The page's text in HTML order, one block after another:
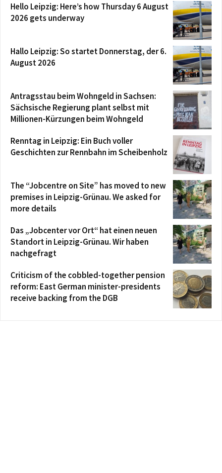
Hello Leipzig: Here’s how Thursday 6 August
2026 gets underway
Hallo Leipzig: So startet Donnerstag, der 6.
August 2026
Antragsstau beim Wohngeld in Sachsen:
Sächsische Regierung plant selbst mit
Millionen-Kürzungen beim Wohngeld
Renntag in Leipzig: Ein Buch voller
Geschichten zur Rennbahn im Scheibenholz
The “Jobcentre on Site” has moved to new
premises in Leipzig-Grünau. We asked for
more details
Das „Jobcenter vor Ort“ hat einen neuen
Standort in Leipzig-Grünau. Wir haben
nachgefragt
Criticism of the cobbled-together pension
reform: East German minister-presidents
receive backing from the DGB